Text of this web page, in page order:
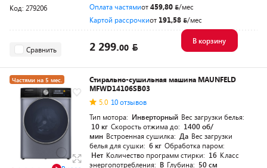
Код: 279206 Оплата частямиот459,80
/мес
Картой рассрочкиот 191,58 /мес
Сравнить 2 299.00
В корзину
Частями на 5 мес.
Стирально-сушильная машина MAUNFELD
MFWD14106SB03
5.0 10 отзывов
Тип мотора: Инверторный Вес загрузки белья:
10 кг Скорость отжима до: 1400 об/
мин Встроенная сушилка: Да Вес загрузки
белья для сушки: 6 кг Обработка паром:
Нет Количество программ стирки: 16 Класс
энергопотребления: B Глубина: 50 см